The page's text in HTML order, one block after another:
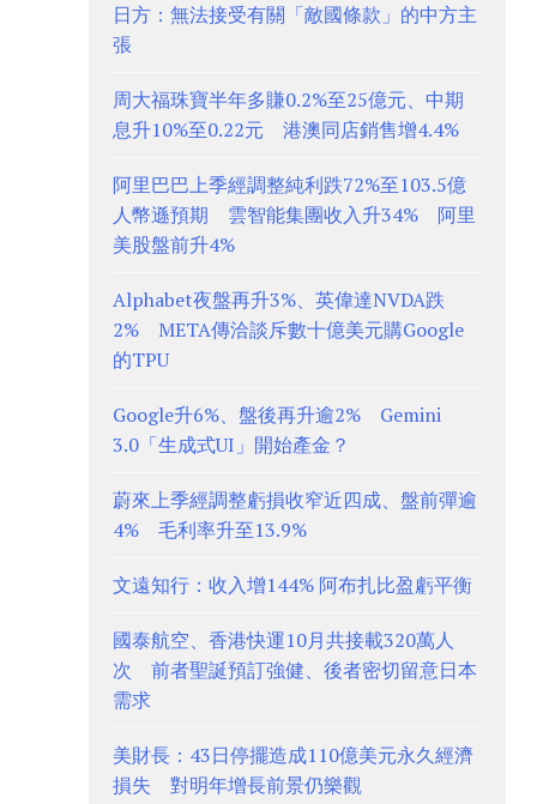
日方：無法接受有關「敵國條款」的中方主
張
周大福珠寶半年多賺0.2%至25億元、中期
息升10%至0.22元 港澳同店銷售增4.4%
阿里巴巴上季經調整純利跌72%至103.5億
人幣遜預期 雲智能集團收入升34% 阿里
美股盤前升4%
Alphabet夜盤再升3%、英偉達NVDA跌
2% META傳洽談斥數十億美元購Google
的TPU
Google升6%、盤後再升逾2% Gemini
3.0「生成式UI」開始產金？
蔚來上季經調整虧損收窄近四成、盤前彈逾
4% 毛利率升至13.9%
文遠知行：收入增144% 阿布扎比盈虧平衡
國泰航空、香港快運10月共接載320萬人
次 前者聖誕預訂強健、後者密切留意日本
需求
美財長：43日停擺造成110億美元永久經濟
損失 對明年增長前景仍樂觀